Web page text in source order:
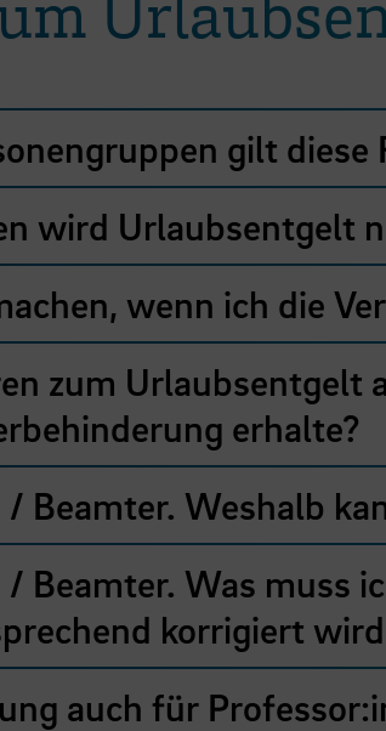
gilt diese
wird Urlaubsentgelt
wenn ich die
zum Urlaubsentgelt
erhalte?
Beamter. Weshalb
Beamter. Was muss
korrigiert
auch für